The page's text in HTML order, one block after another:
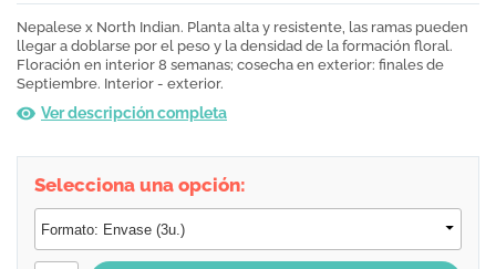
Nepalese x North Indian. Planta alta y resistente, las ramas pueden
llegar a doblarse por el peso y la densidad de la formación floral.
Floración en interior 8 semanas; cosecha en exterior: finales de
Septiembre. Interior - exterior.
Ver descripción completa
Selecciona una opción: